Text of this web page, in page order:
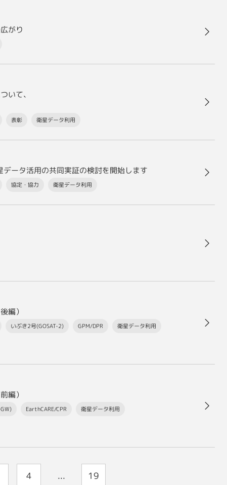
がり
いて、
表彰 衛星データ利用
ータ活用の共同実証の検討を開始します
協定・協力 衛星データ利用
編）
いぶき2号(GOSAT-2) GPM/DPR 衛星データ利用
編）
EarthCARE/CPR 衛星データ利用
4 ... 19